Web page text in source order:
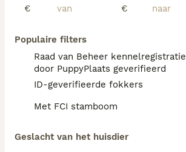
€
€
Populaire filters
Raad van Beheer kennelregistratie
door PuppyPlaats geverifieerd
ID-geverifieerde fokkers
Met FCI stamboom
Geslacht van het huisdier